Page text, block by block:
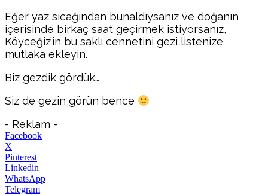
Eğer yaz sıcağından bunaldıysanız ve doğanın
içerisinde birkaç saat geçirmek istiyorsanız,
Köyceğiz’in bu saklı cennetini gezi listenize
mutlaka ekleyin.
Biz gezdik gördük…
Siz de gezin görün bence
- Reklam -
Facebook
X
Pinterest
Linkedin
WhatsApp
Telegram